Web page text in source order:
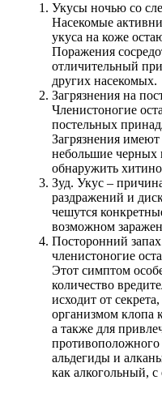
Укусы ночью со
Насекомые
укуса на коже
Поражения
отличительный
других насекомых.
Загрязнения на
Членистоногие
постельных
Загрязнения
небольшие
обнаружить
Зуд. Укус –
раздражений и
чешутся
возможном
Посторонний
членистоногие
Этот симптом
количество
исходит от
организмом клопа
а также для
противоположного
альдегиды и
как алкогольный,